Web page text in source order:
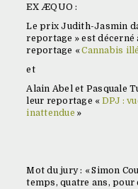
EX ÆQUO :
Le prix Judith-Jasmin
reportage » est décerné
reportage «Cannabis
et
Alain Abel et Pasquale
leur reportage « DPJ :
inattendue »
Mot du jury : « Simon
temps, quatre ans,